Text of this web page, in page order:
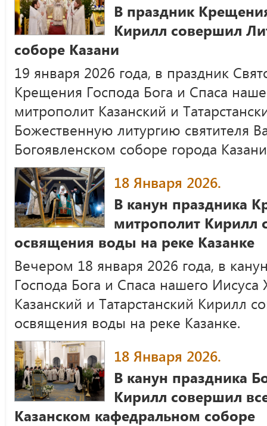
В праздник
Кирилл совершил
соборе Казани
19 января 2026 года, в праздник
Крещения Господа Бога и Спаса
митрополит Казанский и
Божественную литургию святителя
Богоявленском соборе города
18 Января 2026.
В канун праздника
митрополит Кирилл
освящения воды на реке Казанке
Вечером 18 января 2026 года, в
Господа Бога и Спаса нашего Иисуса
Казанский и Татарстанский Кирилл
освящения воды на реке Казанке.
18 Января 2026.
В канун праздника
Кирилл совершил
Казанском кафедральном соборе